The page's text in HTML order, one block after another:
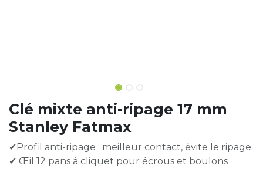
Clé mixte anti-ripage 17 mm
Stanley Fatmax
✔Profil anti-ripage : meilleur contact, évite le ripage
✔ Œil 12 pans à cliquet pour écrous et boulons